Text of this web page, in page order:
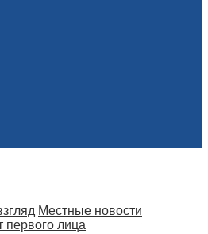
Местные новости
первого лица